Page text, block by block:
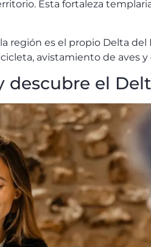
Esta fortaleza
región es el propio Delta
avistamiento de aves
el